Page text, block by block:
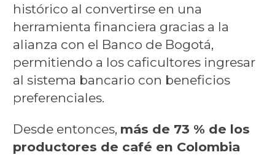
histórico al convertirse en una
herramienta financiera gracias a la
alianza con el Banco de Bogotá,
permitiendo a los caficultores ingresar
al sistema bancario con beneficios
preferenciales.
Desde entonces, más de 73 % de los
productores de café en Colombia